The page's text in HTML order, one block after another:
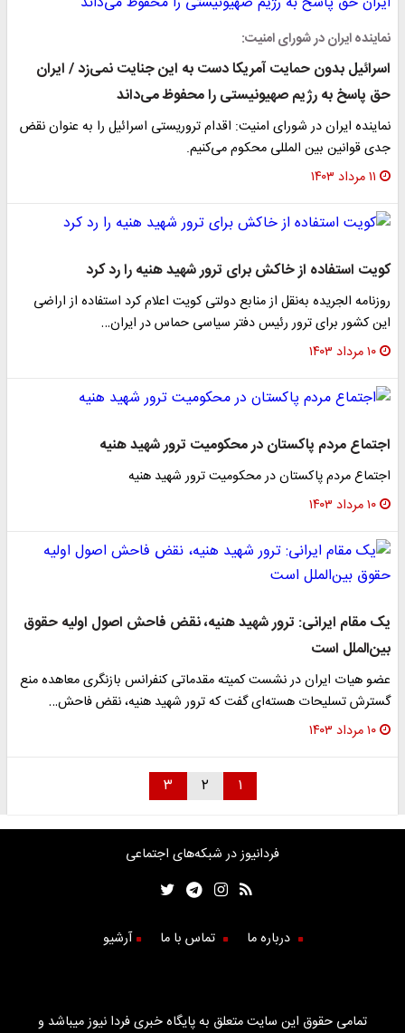
نماینده ایران در شورای امنیت:
اسرائیل بدون حمایت آمریکا دست به این جنایت نمی‌زد / ایران
حق پاسخ به رژیم صهیونیستی را محفوظ می‌داند
نماینده ایران در شورای امنیت: اقدام تروریستی اسرائیل را به عنوان نقض
جدی قوانین بین المللی محکوم می‌کنیم.
۱۱ مرداد ۱۴۰۳
کویت استفاده از خاکش برای ترور شهید هنیه را رد کرد
روزنامه الجریده به‌نقل از منابع دولتی کویت اعلام کرد استفاده از اراضی
این کشور برای ترور رئیس دفتر سیاسی حماس در ایران…
۱۰ مرداد ۱۴۰۳
اجتماع مردم پاکستان در محکومیت ترور شهید هنیه
اجتماع مردم پاکستان در محکومیت ترور شهید هنیه
۱۰ مرداد ۱۴۰۳
یک مقام ایرانی: ترور شهید هنیه، نقض فاحش اصول اولیه حقوق
بین‌الملل است
عضو هیات ایران در نشست کمیته مقدماتی کنفرانس بازنگری معاهده منع
گسترش تسلیحات هسته‌ای گفت که ترور شهید هنیه، نقض فاحش…
۱۰ مرداد ۱۴۰۳
۱ ۲ ۳
فردانیوز در شبکه‌های اجتماعی
درباره ما تماس با ما آرشیو
تمامی حقوق این سایت متعلق به پایگاه خبری فردا نیوز میباشد و